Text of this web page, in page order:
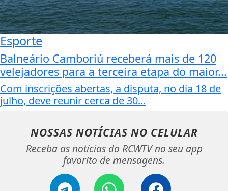
Esporte
Balneário Camboriú receberá mais de 120
velejadores para a terceira etapa do maior...
Com inscrições abertas, a disputa, no dia 18 de
julho, deve reunir cerca de 30...
NOSSAS NOTÍCIAS NO CELULAR
Receba as notícias do RCWTV no seu app
favorito de mensagens.